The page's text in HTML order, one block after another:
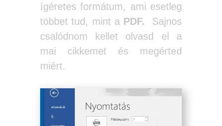
ígéretes formátum, ami esetleg
többet tud, mint a PDF.
Sajnos
csalódnom kellet olvasd el a
mai cikkemet és megérted
miért.